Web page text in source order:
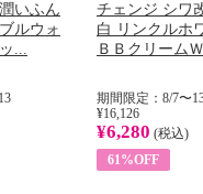
いふん
ルウォ
...
チェンジ シワ
白 リンクルホ
ＢＢクリーム
期間限定：8/7〜
¥16,126
¥6,280 (税込)
61%OFF